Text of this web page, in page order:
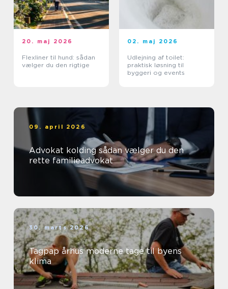
20. maj 2026
Flexliner til hund: sådan
vælger du den rigtige
02. maj 2026
Udlejning af toilet:
praktisk løsning til
byggeri og events
09. april 2026
Advokat kolding sådan vælger du den
rette familieadvokat
30. marts 2026
Tagpap århus moderne tage til byens
klima